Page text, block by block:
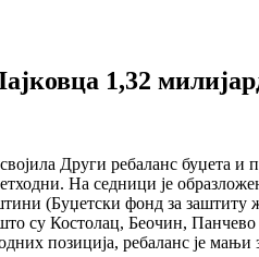
1,32
Други ребаланс буџета
На седници је
(Буџетски фонд за
су Костолац, Беочин,
позиција, ребаланс је мањи